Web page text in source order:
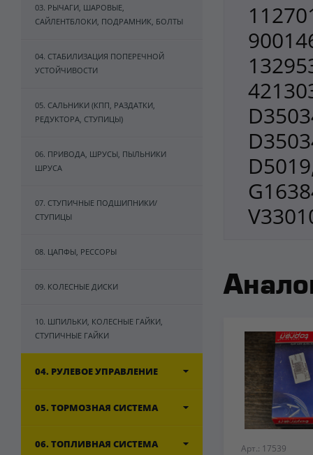
03. РЫЧАГИ, ШАРОВЫЕ,
САЙЛЕНТБЛОКИ, ПОДРАМНИК, БОЛТЫ
04. СТАБИЛИЗАЦИЯ ПОПЕРЕЧНОЙ
УСТОЙЧИВОСТИ
05. САЛЬНИКИ (КПП, РАЗДАТКИ,
РЕДУКТОРА, СТУПИЦЫ)
06. ПРИВОДА, ШРУСЫ, ПЫЛЬНИКИ
ШРУСА
07. СТУПИЧНЫЕ ПОДШИПНИКИ/
СТУПИЦЫ
08. ЦАПФЫ, РЕССОРЫ
09. КОЛЕСНЫЕ ДИСКИ
10. ШПИЛЬКИ, КОЛЕСНЫЕ ГАЙКИ,
СТУПИЧНЫЕ ГАЙКИ
04. РУЛЕВОЕ УПРАВЛЕНИЕ
05. ТОРМОЗНАЯ СИСТЕМА
06. ТОПЛИВНАЯ СИСТЕМА Арт.: 17539